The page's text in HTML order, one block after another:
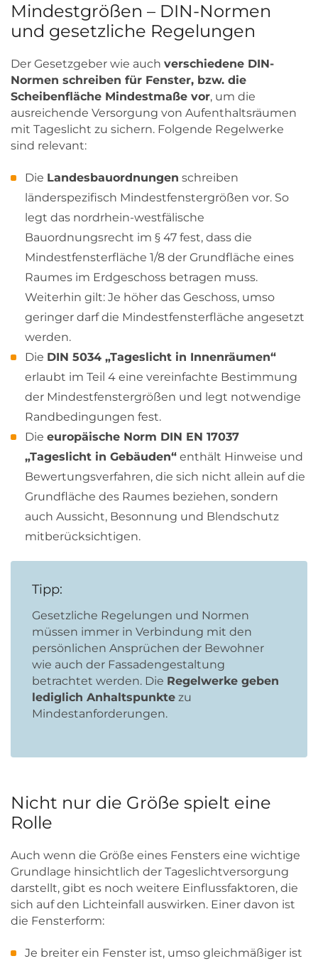
Mindestgrößen – DIN-Normen
und gesetzliche Regelungen
Der Gesetzgeber wie auch verschiedene DIN-
Normen schreiben für Fenster, bzw. die
Scheibenfläche Mindestmaße vor, um die
ausreichende Versorgung von Aufenthaltsräumen
mit Tageslicht zu sichern. Folgende Regelwerke
sind relevant:
Die Landesbauordnungen schreiben
länderspezifisch Mindestfenstergrößen vor. So
legt das nordrhein-westfälische
Bauordnungsrecht im § 47 fest, dass die
Mindestfensterfläche 1/8 der Grundfläche eines
Raumes im Erdgeschoss betragen muss.
Weiterhin gilt: Je höher das Geschoss, umso
geringer darf die Mindestfensterfläche angesetzt
werden.
Die DIN 5034 „Tageslicht in Innenräumen“
erlaubt im Teil 4 eine vereinfachte Bestimmung
der Mindestfenstergrößen und legt notwendige
Randbedingungen fest.
Die europäische Norm DIN EN 17037
„Tageslicht in Gebäuden“ enthält Hinweise und
Bewertungsverfahren, die sich nicht allein auf die
Grundfläche des Raumes beziehen, sondern
auch Aussicht, Besonnung und Blendschutz
mitberücksichtigen.
Tipp:
Gesetzliche Regelungen und Normen
müssen immer in Verbindung mit den
persönlichen Ansprüchen der Bewohner
wie auch der Fassadengestaltung
betrachtet werden. Die Regelwerke geben
lediglich Anhaltspunkte zu
Mindestanforderungen.
Nicht nur die Größe spielt eine
Rolle
Auch wenn die Größe eines Fensters eine wichtige
Grundlage hinsichtlich der Tageslichtversorgung
darstellt, gibt es noch weitere Einflussfaktoren, die
sich auf den Lichteinfall auswirken. Einer davon ist
die Fensterform:
Je breiter ein Fenster ist, umso gleichmäßiger ist